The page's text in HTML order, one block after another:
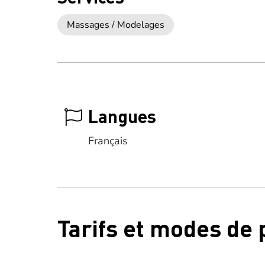
Massages / Modelages
Langues
Français
Tarifs et modes de